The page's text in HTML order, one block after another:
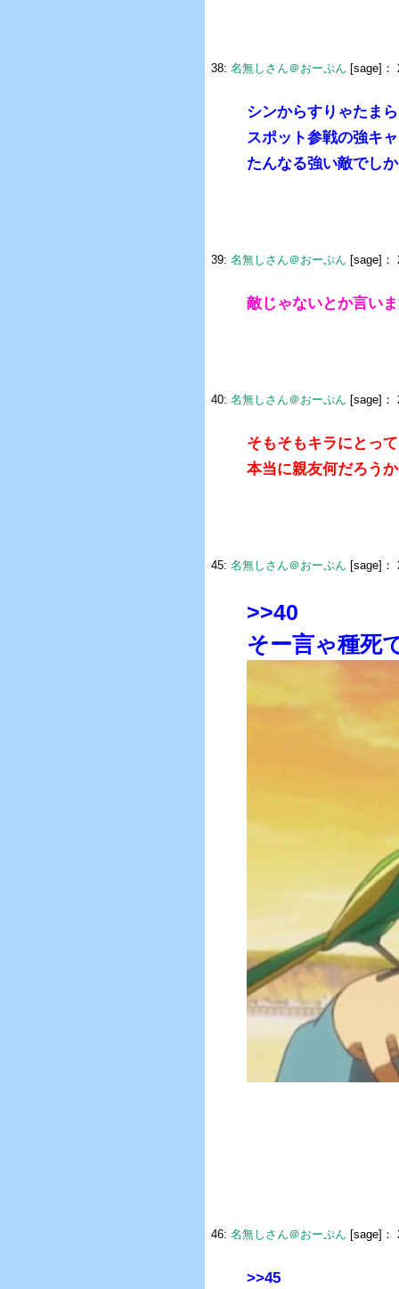
38: 名無しさん＠おーぷん [sage]：
シンからすりゃたま
スポット参戦の強キ
たんなる強い敵でし
39: 名無しさん＠おーぷん [sage]：
敵じゃないとか言い
40: 名無しさん＠おーぷん [sage]：
そもそもキラにとっ
本当に親友何だろうか
45: 名無しさん＠おーぷん [sage]：
>>40
そー言ゃ種死
46: 名無しさん＠おーぷん [sage]：
>>45